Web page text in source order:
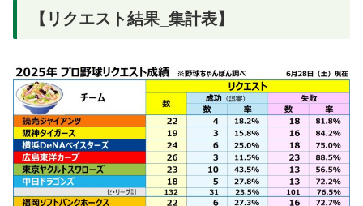
【リクエスト結果_集計表】